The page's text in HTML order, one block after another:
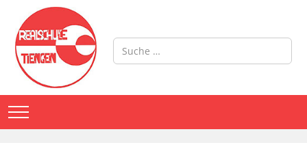
Suchen
Mobile Menu Toggle